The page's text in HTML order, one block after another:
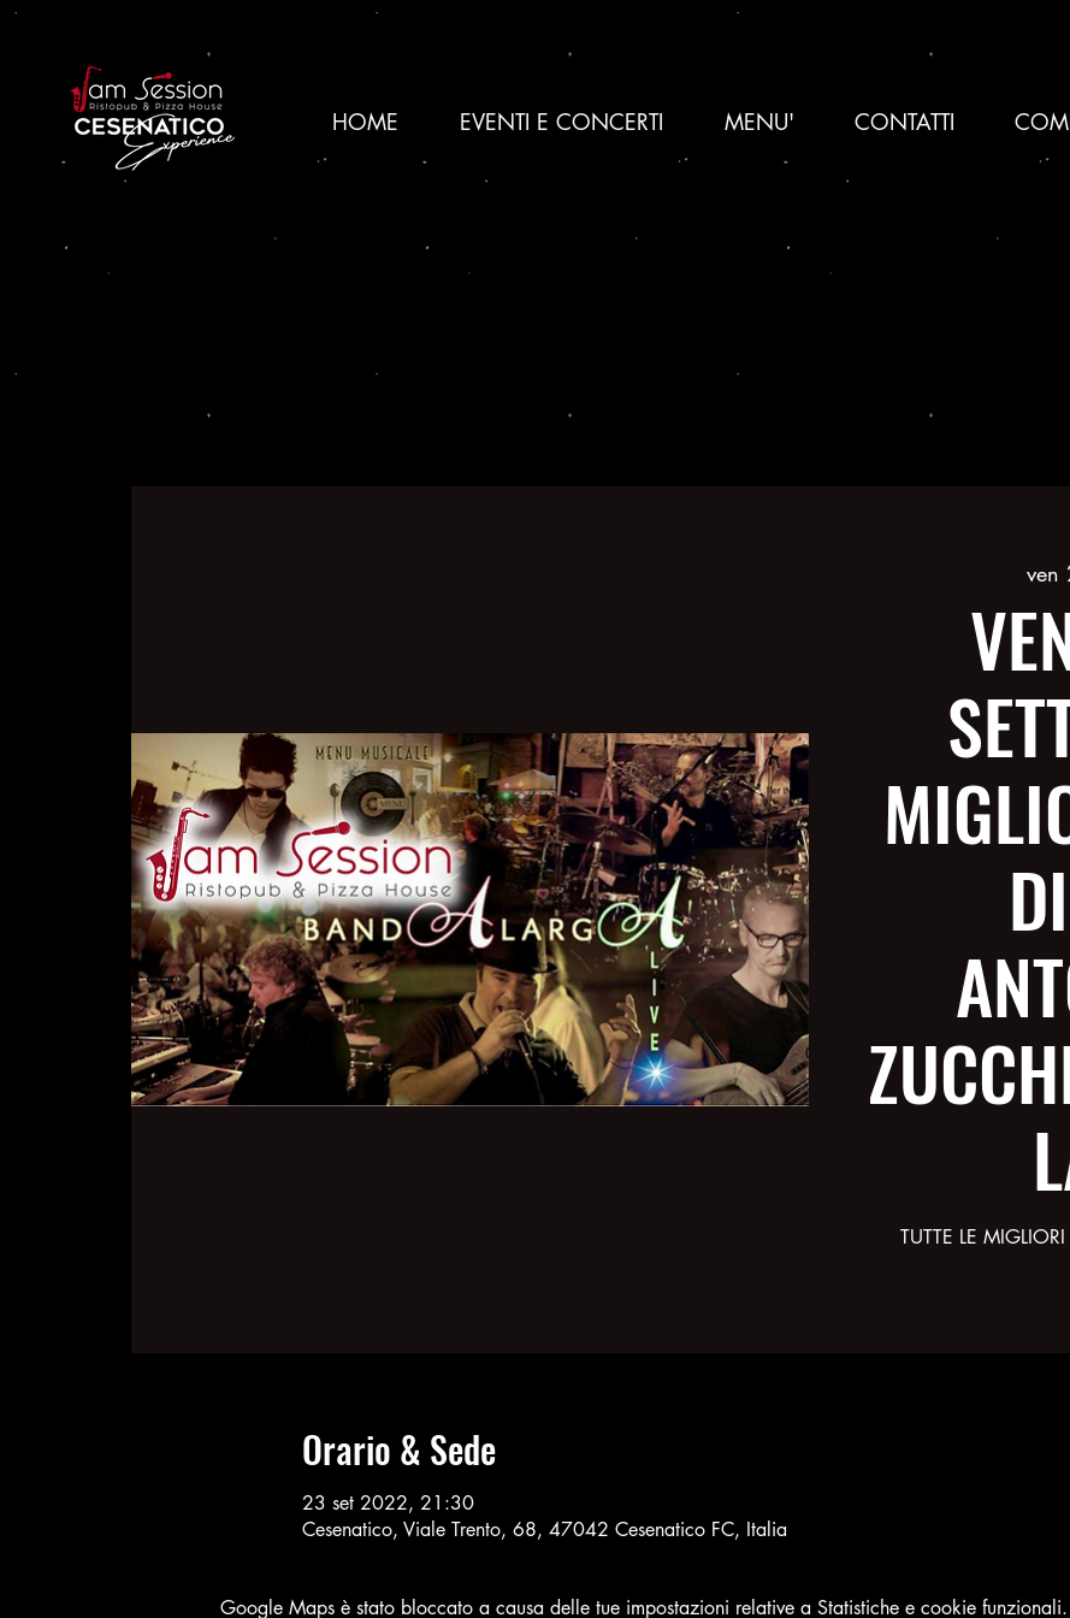
HOME EVENTI E CONCERTI MENU' CONTATTI
ven
TUTTE LE
Orario & Sede
23 set 2022, 21:30
Cesenatico, Viale Trento, 68, 47042 Cesenatico FC, Italia
Google Maps è stato bloccato a causa delle tue impostazioni relative a Statistiche e cookie funzionali.